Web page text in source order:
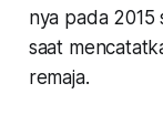
nya pada 2015
saat
remaja.